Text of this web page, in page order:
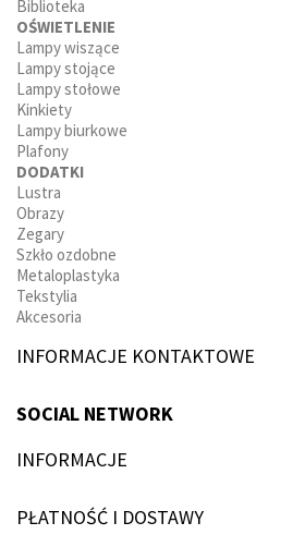
Biblioteka
OŚWIETLENIE
Lampy wiszące
Lampy stojące
Lampy stołowe
Kinkiety
Lampy biurkowe
Plafony
DODATKI
Lustra
Obrazy
Zegary
Szkło ozdobne
Metaloplastyka
Tekstylia
Akcesoria
INFORMACJE KONTAKTOWE
SOCIAL NETWORK
INFORMACJE
PŁATNOŚĆ I DOSTAWY